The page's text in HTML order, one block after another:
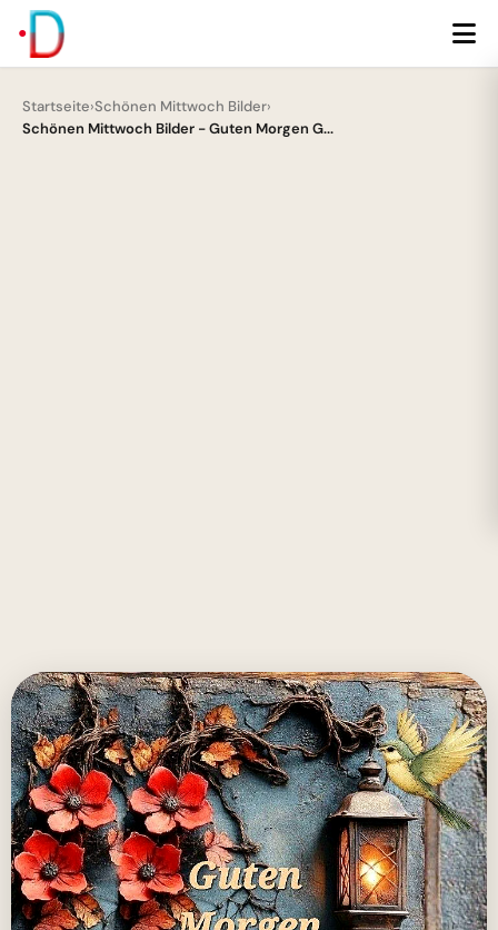
Startseite›Schönen Mittwoch Bilder›
Schönen Mittwoch Bilder - Guten Morgen G...